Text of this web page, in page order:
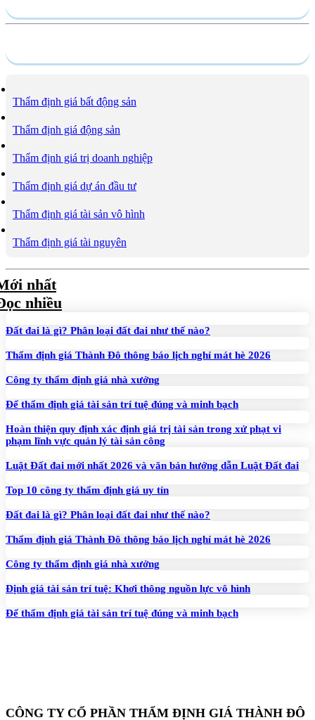
Thẩm định giá bất động sản
Thẩm định giá động sản
Thẩm định giá trị doanh nghiệp
Thẩm định giá dự án đầu tư
Thẩm định giá tài sản vô hình
Thẩm định giá tài nguyên
nhất
nhiều
Đất đai là gì? Phân loại đất đai như thế nào?
Thẩm định giá Thành Đô thông báo lịch nghỉ mát hè 2026
Công ty thẩm định giá nhà xưởng
Để thẩm định giá tài sản trí tuệ đúng và minh bạch
Hoàn thiện quy định xác định giá trị tài sản trong xử phạt vi
phạm lĩnh vực quản lý tài sản công
Luật Đất đai mới nhất 2026 và văn bản hướng dẫn Luật Đất đai
Top 10 công ty thẩm định giá uy tín
Đất đai là gì? Phân loại đất đai như thế nào?
Thẩm định giá Thành Đô thông báo lịch nghỉ mát hè 2026
Công ty thẩm định giá nhà xưởng
Định giá tài sản trí tuệ: Khơi thông nguồn lực vô hình
Để thẩm định giá tài sản trí tuệ đúng và minh bạch
CÔNG TY CỔ PHẦN THẨM ĐỊNH GIÁ THÀNH ĐÔ